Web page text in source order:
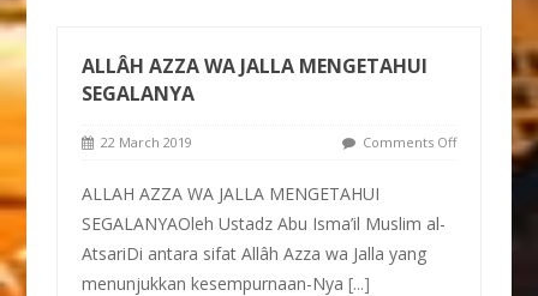
ALLÂH AZZA WA JALLA MENGETAHUI
SEGALANYA
22 March 2019 Comments Off
ALLAH AZZA WA JALLA MENGETAHUI
SEGALANYAOleh Ustadz Abu Isma’il Muslim al-
AtsariDi antara sifat Allâh Azza wa Jalla yang
menunjukkan kesempurnaan-Nya[...]